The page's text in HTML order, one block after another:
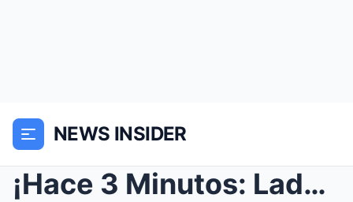
NEWS INSIDER
¡Hace 3 Minutos: Lady Gaga EXPONE a Celebridades d...